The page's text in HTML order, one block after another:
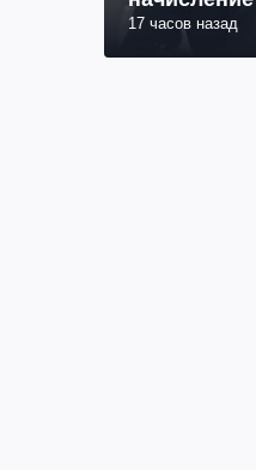
17 часов назад